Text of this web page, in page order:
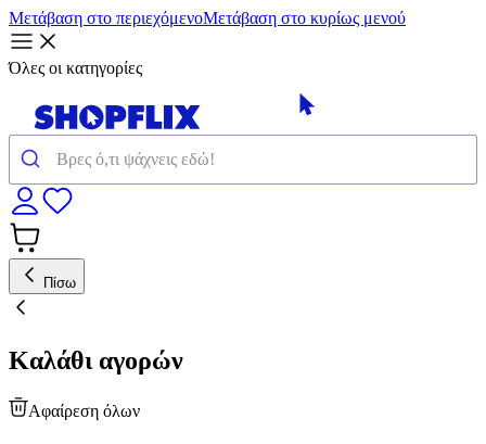
Μετάβαση στο περιεχόμενοΜετάβαση στο κυρίως μενού
Όλες οι κατηγορίες
Πίσω
Καλάθι αγορών
Αφαίρεση όλων